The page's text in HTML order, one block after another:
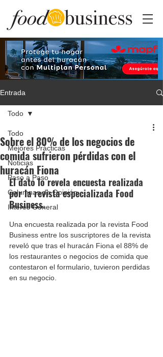
Entrada
Todo
Mejores Prácticas
Noticias
Paso a Paso
Columnas de Opinión
Interés General
Todo
Sobre el 80% de los negocios de
comida sufrieron pérdidas con el
huracán Fiona
El dato lo revela encuesta realizada
por la revista especializada Food
Business.
Una encuesta realizada por la revista Food
Business entre los suscriptores de la revista
reveló que tras el huracán Fiona el 88% de
los restaurantes o negocios de comida que
contestaron el formulario, tuvieron perdidas
en su negocio.